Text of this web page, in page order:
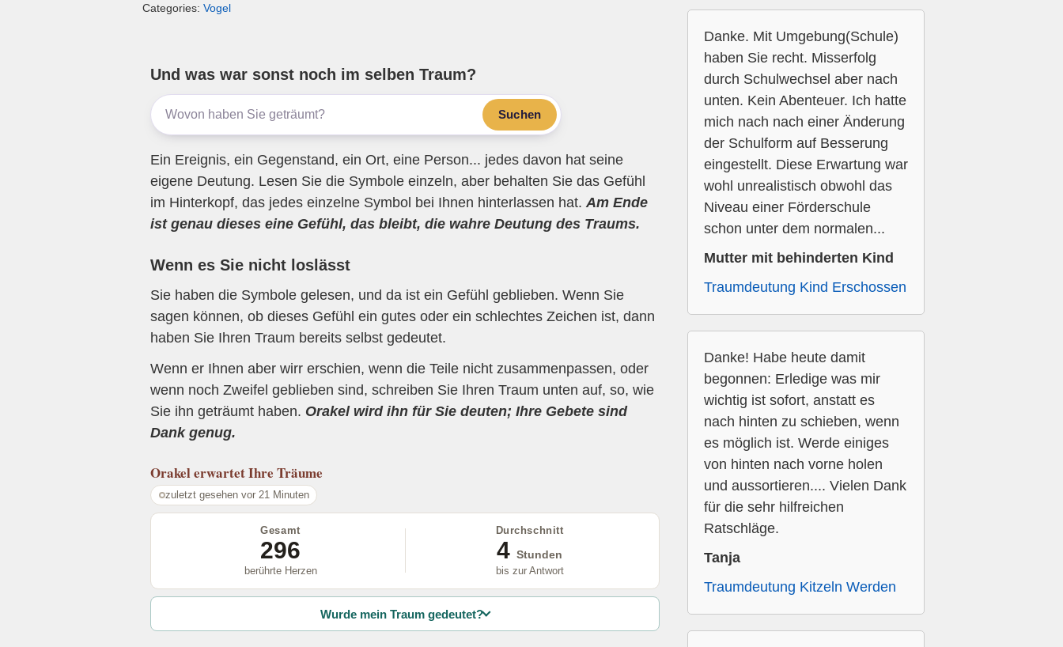
ail c
b
o
o
a
m
A
p
p
Categories: Vogel
Und was war sonst noch im selben Traum?
Suchen
Ein Ereignis, ein Gegenstand, ein Ort, eine Person... jedes davon hat seine
eigene Deutung. Lesen Sie die Symbole einzeln, aber behalten Sie das Gefühl
im Hinterkopf, das jedes einzelne Symbol bei Ihnen hinterlassen hat. Am Ende
ist genau dieses eine Gefühl, das bleibt, die wahre Deutung des Traums.
Wenn es Sie nicht loslässt
Sie haben die Symbole gelesen, und da ist ein Gefühl geblieben. Wenn Sie
sagen können, ob dieses Gefühl ein gutes oder ein schlechtes Zeichen ist, dann
haben Sie Ihren Traum bereits selbst gedeutet.
Wenn er Ihnen aber wirr erschien, wenn die Teile nicht zusammenpassen, oder
wenn noch Zweifel geblieben sind, schreiben Sie Ihren Traum unten auf, so, wie
Sie ihn geträumt haben. Orakel wird ihn für Sie deuten; Ihre Gebete sind
Dank genug.
Orakelerwartet Ihre Träume
zuletzt gesehen vor 21 Minuten
Gesamt
296
berührte Herzen
Durchschnitt
4 Stunden
bis zur Antwort
Wurde mein Traum gedeutet?
Danke. Mit Umgebung(Schule)
haben Sie recht. Misserfolg
durch Schulwechsel aber nach
unten. Kein Abenteuer. Ich hatte
mich nach nach einer Änderung
der Schulform auf Besserung
eingestellt. Diese Erwartung war
wohl unrealistisch obwohl das
Niveau einer Förderschule
schon unter dem normalen...
Mutter mit behinderten Kind
Traumdeutung Kind Erschossen
Danke! Habe heute damit
begonnen: Erledige was mir
wichtig ist sofort, anstatt es
nach hinten zu schieben, wenn
es möglich ist. Werde einiges
von hinten nach vorne holen
und aussortieren.... Vielen Dank
für die sehr hilfreichen
Ratschläge.
Tanja
Traumdeutung Kitzeln Werden